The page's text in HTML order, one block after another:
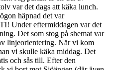
var det dags att käka lunch.
häpnad det var
Under eftermiddagen var det
Det som stog på shemat var
linjeorientering. När vi kom
vi skulle käka middag. Det
och sås till. Efter den